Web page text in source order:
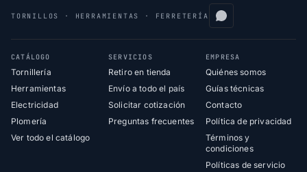
TORNILLOS · HERRAMIENTAS · FERRETERÍA
CATÁLOGO
Tornillería
Herramientas
Electricidad
Plomería
Ver todo el catálogo
SERVICIOS
Retiro en tienda
Envío a todo el país
Solicitar cotización
Preguntas frecuentes
EMPRESA
Quiénes somos
Guías técnicas
Contacto
Política de privacidad
Términos y
condiciones
Políticas de servicio